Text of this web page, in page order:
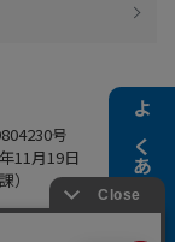
よくある質問
号
11月19日
）